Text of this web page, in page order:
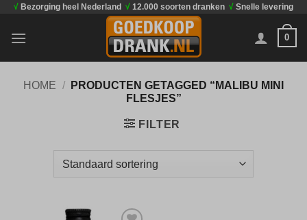
inhoud
√ Bezorging heel Nederland √ 12.000 soorten dranken √ Snelle levering
0
HOME /
PRODUCTEN GETAGGED “MALIBU MINI
FLESJES”
FILTER